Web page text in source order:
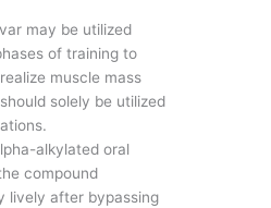
may be utilized
of training to
muscle mass
solely be utilized
alkylated oral
compound
lively after bypassing